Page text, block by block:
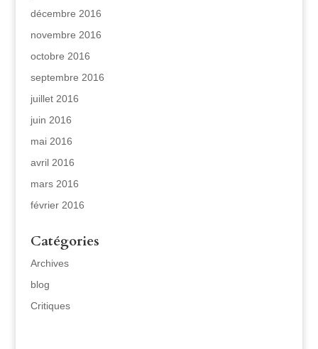
décembre 2016
novembre 2016
octobre 2016
septembre 2016
juillet 2016
juin 2016
mai 2016
avril 2016
mars 2016
février 2016
Catégories
Archives
blog
Critiques